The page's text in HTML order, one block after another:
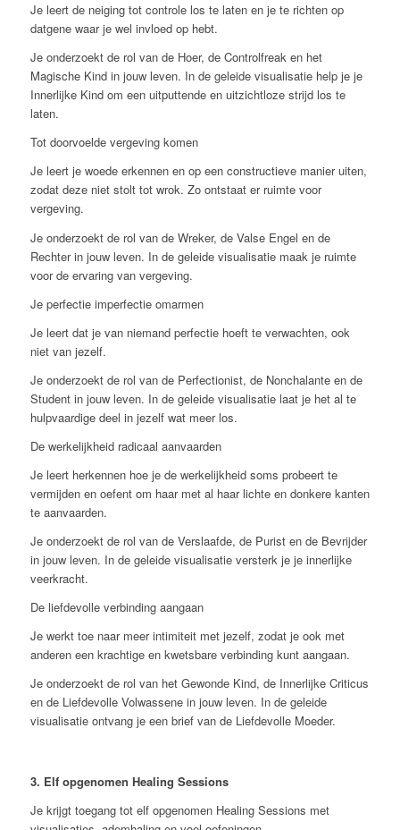
Je leert de neiging tot controle los te laten en je te richten op
datgene waar je wel invloed op hebt.
Je onderzoekt de rol van de Hoer, de Controlfreak en het
Magische Kind in jouw leven. In de geleide visualisatie help je je
Innerlijke Kind om een uitputtende en uitzichtloze strijd los te
laten.
Tot doorvoelde vergeving komen
Je leert je woede erkennen en op een constructieve manier uiten,
zodat deze niet stolt tot wrok. Zo ontstaat er ruimte voor
vergeving.
Je onderzoekt de rol van de Wreker, de Valse Engel en de
Rechter in jouw leven. In de geleide visualisatie maak je ruimte
voor de ervaring van vergeving.
Je perfectie imperfectie omarmen
Je leert dat je van niemand perfectie hoeft te verwachten, ook
niet van jezelf.
Je onderzoekt de rol van de Perfectionist, de Nonchalante en de
Student in jouw leven. In de geleide visualisatie laat je het al te
hulpvaardige deel in jezelf wat meer los.
De werkelijkheid radicaal aanvaarden
Je leert herkennen hoe je de werkelijkheid soms probeert te
vermijden en oefent om haar met al haar lichte en donkere kanten
te aanvaarden.
Je onderzoekt de rol van de Verslaafde, de Purist en de Bevrijder
in jouw leven. In de geleide visualisatie versterk je je innerlijke
veerkracht.
De liefdevolle verbinding aangaan
Je werkt toe naar meer intimiteit met jezelf, zodat je ook met
anderen een krachtige en kwetsbare verbinding kunt aangaan.
Je onderzoekt de rol van het Gewonde Kind, de Innerlijke Criticus
en de Liefdevolle Volwassene in jouw leven. In de geleide
visualisatie ontvang je een brief van de Liefdevolle Moeder.
3. Elf opgenomen Healing Sessions
Je krijgt toegang tot elf opgenomen Healing Sessions met